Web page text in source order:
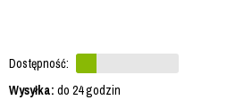
Dostępność:
Wysyłka: do 24 godzin